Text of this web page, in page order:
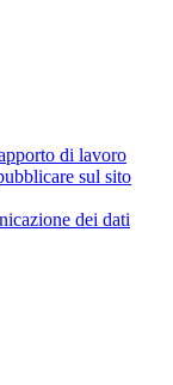
di lavoro
sul sito
dei dati